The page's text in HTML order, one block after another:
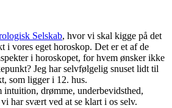
Selskab, hvor vi skal kigge på det
i vores eget horoskop. Det er et af de
i horoskopet, for hvem ønsker ikke
Jeg har selvfølgelig snuset lidt til
som ligger i 12. hus.
intuition, drømme, underbevidsthed,
har svært ved at se klart i os selv.